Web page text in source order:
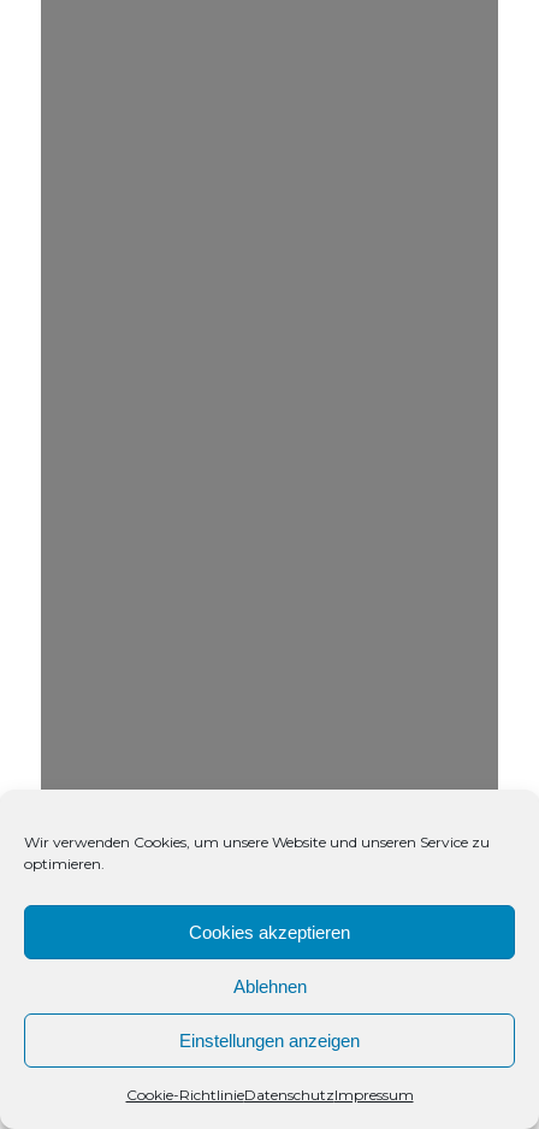
Wir verwenden Cookies, um unsere Website und unseren Service zu
optimieren.
Cookies akzeptieren
Ablehnen
Einstellungen anzeigen
Cookie-RichtlinieDatenschutzImpressum
Kontakt